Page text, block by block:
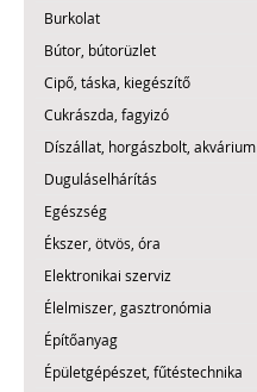
Burkolat
Bútor, bútorüzlet
Cipő, táska, kiegészítő
Cukrászda, fagyizó
Díszállat, horgászbolt, akvárium
Duguláselhárítás
Egészség
Ékszer, ötvös, óra
Elektronikai szerviz
Élelmiszer, gasztronómia
Építőanyag
Épületgépészet, fűtéstechnika